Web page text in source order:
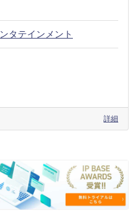
タテインメント
詳細